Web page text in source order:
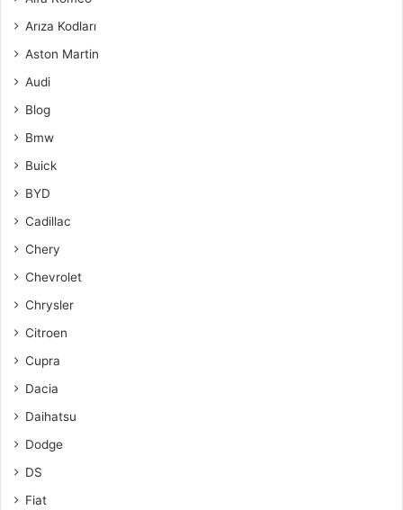
Arıza Kodları
Aston Martin
Audi
Blog
Bmw
Buick
BYD
Cadillac
Chery
Chevrolet
Chrysler
Citroen
Cupra
Dacia
Daihatsu
Dodge
DS
Fiat